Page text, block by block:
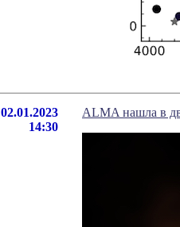
02.01.2023
14:30
ALMA нашла в